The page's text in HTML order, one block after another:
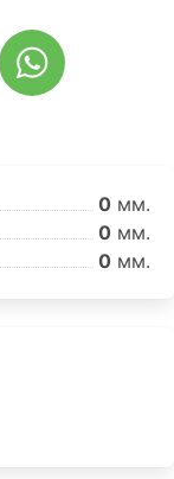
0 мм.
0 мм.
0 мм.